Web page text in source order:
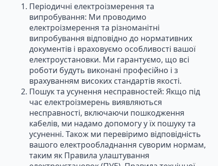
Періодичні електроізмерення та
випробування: Ми проводимо
електроізмерення та різноманітні
випробування відповідно до нормативних
документів і враховуємо особливості вашої
електроустановки. Ми гарантуємо, що всі
роботи будуть виконані професійно і з
врахуванням високих стандартів якості.
Пошук та усунення несправностей: Якщо під
час електроізмерень виявляються
несправності, включаючи пошкодження
кабелів, ми надамо допомогу у їх пошуку та
усуненні. Також ми перевіримо відповідність
вашого електрообладнання суворим нормам,
таким як Правила улаштування